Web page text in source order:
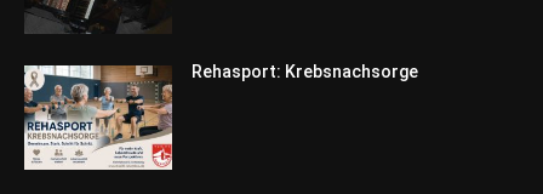
Rehasport: Krebsnachsorge